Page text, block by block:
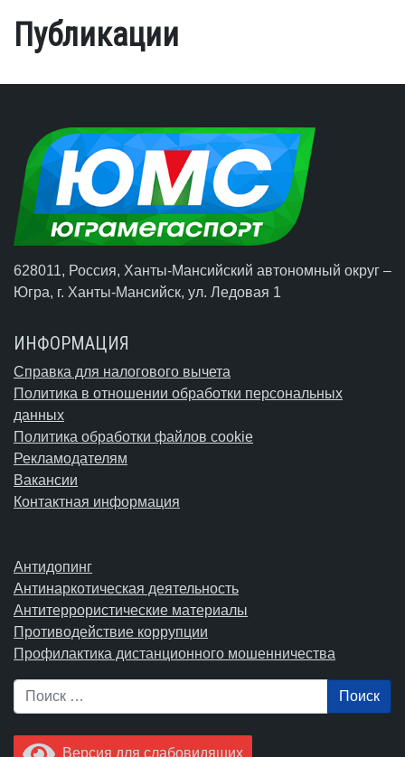
Публикации
628011, Россия, Ханты-Мансийский автономный округ –
Югра, г. Ханты-Мансийск, ул. Ледовая 1
ИНФОРМАЦИЯ
Справка для налогового вычета
Политика в отношении обработки персональных
данных
Политика обработки файлов cookie
Рекламодателям
Вакансии
Контактная информация
Антидопинг
Антинаркотическая деятельность
Антитеррористические материалы
Противодействие коррупции
Профилактика дистанционного мошенничества
Поиск
Версия для слабовидящих